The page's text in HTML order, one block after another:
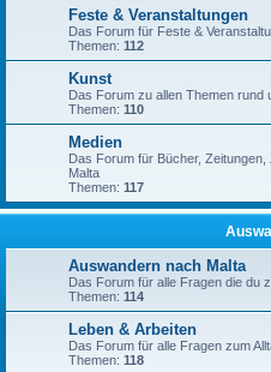
Feste & Veranstaltungen
Das Forum für Feste &
Themen: 112
Kunst
Das Forum zu allen Themen rund
Themen: 110
Medien
Das Forum für Bücher,
Malta
Themen: 117
Auswandern nach Malta
Das Forum für alle Fragen die du
Themen: 114
Leben & Arbeiten
Das Forum für alle Fragen zum
Themen: 118